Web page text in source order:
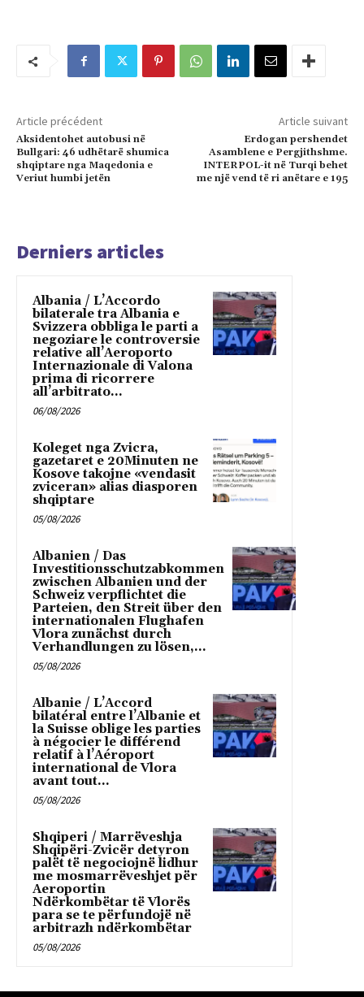
Article précédent
Aksidentohet autobusi në
Bullgari: 46 udhëtarë shumica
shqiptare nga Maqedonia e
Veriut humbi jetën
Article suivant
Erdogan pershendet
Asamblene e Pergjithshme.
INTERPOL-it në Turqi behet
me një vend të ri anëtare e 195
Derniers articles
Albania / L’Accordo
bilaterale tra Albania e
Svizzera obbliga le parti a
negoziare le controversie
relative all’Aeroporto
Internazionale di Valona
prima di ricorrere
all’arbitrato...
06/08/2026
Koleget nga Zvicra,
gazetaret e 20Minuten ne
Kosove takojne «vendasit
zviceran» alias diasporen
shqiptare
05/08/2026
Albanien / Das
Investitionsschutzabkommen
zwischen Albanien und der
Schweiz verpflichtet die
Parteien, den Streit über den
internationalen Flughafen
Vlora zunächst durch
Verhandlungen zu lösen,...
05/08/2026
Albanie / L’Accord
bilatéral entre l’Albanie et
la Suisse oblige les parties
à négocier le différend
relatif à l’Aéroport
international de Vlora
avant tout...
05/08/2026
Shqiperi / Marrëveshja
Shqipëri-Zvicër detyron
palët të negociojnë lidhur
me mosmarrëveshjet për
Aeroportin
Ndërkombëtar të Vlorës
para se te përfundojë në
arbitrazh ndërkombëtar
05/08/2026